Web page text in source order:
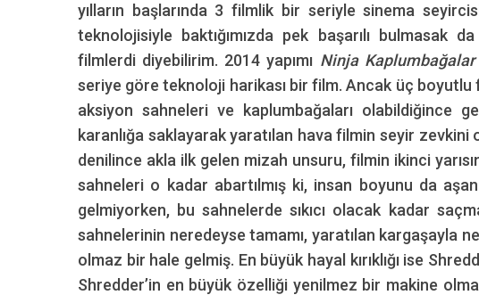
yılların başlarında 3 filmlik bir seriyle sinema
teknolojisiyle baktığımızda pek başarılı bulmasak
filmlerdi diyebilirim. 2014 yapımı Ninja Kaplumbağalar
seriye göre teknoloji harikası bir film. Ancak üç boyutlu
aksiyon sahneleri ve kaplumbağaları olabildiğince
karanlığa saklayarak yaratılan hava filmin seyir zevkini
denilince akla ilk gelen mizah unsuru, filmin ikinci
sahneleri o kadar abartılmış ki, insan boyunu da
gelmiyorken, bu sahnelerde sıkıcı olacak kadar
sahnelerinin neredeyse tamamı, yaratılan kargaşayla
olmaz bir hale gelmiş. En büyük hayal kırıklığı ise
Shredder’in en büyük özelliği yenilmez bir makine
S
e
a
r